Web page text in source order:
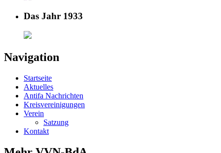
Das Jahr 1933
Navigation
Startseite
Aktuelles
Antifa Nachrichten
Kreisvereinigungen
Verein
Satzung
Kontakt